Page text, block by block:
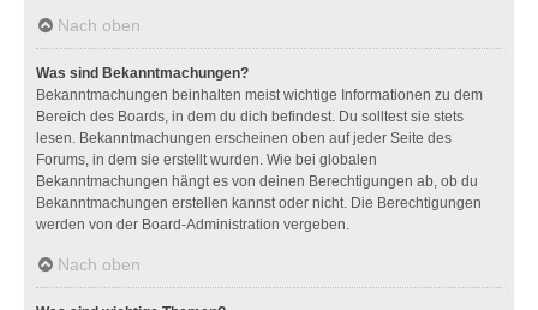
Nach oben
Was sind Bekanntmachungen?
Bekanntmachungen beinhalten meist wichtige Informationen zu dem
Bereich des Boards, in dem du dich befindest. Du solltest sie stets
lesen. Bekanntmachungen erscheinen oben auf jeder Seite des
Forums, in dem sie erstellt wurden. Wie bei globalen
Bekanntmachungen hängt es von deinen Berechtigungen ab, ob du
Bekanntmachungen erstellen kannst oder nicht. Die Berechtigungen
werden von der Board-Administration vergeben.
Nach oben